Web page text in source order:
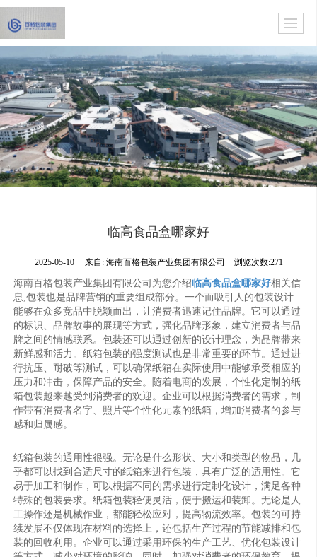
临高食品盒哪家好
2025-05-10 来自: 海南百格包装产业集团有限公司 浏览次数:271
海南百格包装产业集团有限公司为您介绍临高食品盒哪家好相关信
息,包装也是品牌营销的重要组成部分。一个而吸引人的包装设计
能够在众多竞品中脱颖而出，让消费者迅速记住品牌。它可以通过
的标识、品牌故事的展现等方式，强化品牌形象，建立消费者与品
牌之间的情感联系。包装还可以通过创新的设计理念，为品牌带来
新鲜感和活力。纸箱包装的强度测试也是非常重要的环节。通过进
行抗压、耐破等测试，可以确保纸箱在实际使用中能够承受相应的
压力和冲击，保障产品的安全。随着电商的发展，个性化定制的纸
箱包装越来越受到消费者的欢迎。企业可以根据消费者的需求，制
作带有消费者名字、照片等个性化元素的纸箱，增加消费者的参与
感和归属感。
纸箱包装的通用性很强。无论是什么形状、大小和类型的物品，几
乎都可以找到合适尺寸的纸箱来进行包装，具有广泛的适用性。它
易于加工和制作，可以根据不同的需求进行定制化设计，满足各种
特殊的包装要求。纸箱包装轻便灵活，便于搬运和装卸。无论是人
工操作还是机械作业，都能轻松应对，提高物流效率。包装的可持
续发展不仅体现在材料的选择上，还包括生产过程的节能减排和包
装的回收利用。企业可以通过采用环保的生产工艺、优化包装设计